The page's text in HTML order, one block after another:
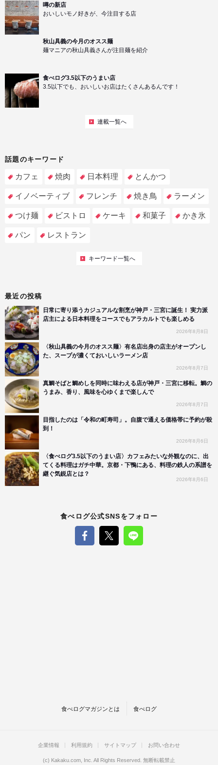
噂の新店
おいしいモノ好きが、今注目する店
秋山具義の今月のオスス麺
麺マニアの秋山具義さんが注目麺を紹介
食べログ3.5以下のうまい店
3.5以下でも、おいしいお店はたくさんあるんです！
連載一覧へ
話題のキーワード
カフェ 焼肉 日本料理 とんかつ
イノベーティブ フレンチ 焼き鳥 ラーメン
つけ麺 ビストロ ケーキ 和菓子 かき氷
パン レストラン
キーワード一覧へ
最近の投稿
日常に寄り添うカジュアルな割烹が神戸・三宮に誕生！ 実力派
店主による日本料理をコースでもアラカルトでも楽しめる
2026年8月8日
〈秋山具義の今月のオスス麺〉有名店出身の店主がオープンし
た、スープが濃くておいしいラーメン店
2026年8月7日
真鯛そばと鯛めしを同時に味わえる店が神戸・三宮に移転。鯛の
うまみ、香り、風味を心ゆくまで楽しんで
2026年8月7日
目指したのは「令和の町寿司」。自腹で通える価格帯に予約が殺
到！
2026年8月6日
〈食べログ3.5以下のうまい店〉カフェみたいな外観なのに、出
てくる料理はガチ中華。京都・下鴨にある、料理の鉄人の系譜を
継ぐ気鋭店とは？
2026年8月6日
食べログ公式SNSをフォロー
食べログマガジンとは 食べログ
企業情報 利用規約 サイトマップ お問い合わせ
(c) Kakaku.com, Inc. All Rights Reserved. 無断転載禁止